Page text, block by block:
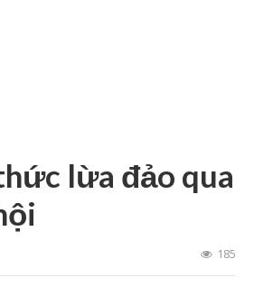
lừa đảo qua
185